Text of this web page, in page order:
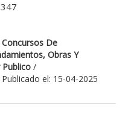
De
Obras Y
Publico /
Publicado el: 15-04-2025